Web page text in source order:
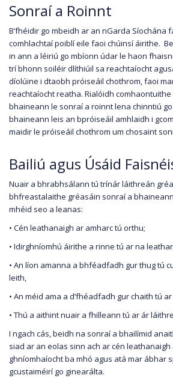
Sonraí a Roinnt
B’fhéidir go mbeidh ar an nGarda Síochána
comhlachtaí poiblí eile faoi chúinsí áirithe.
in ann a léiriú go mbíonn údar le haon
trí bhonn soiléir dlíthiúil sa reachtaíocht
díolúine i dtaobh próiseáil chothrom, faoi
reachtaíocht reatha. Rialóidh
bhaineann le sonraí a roinnt lena chinntiú
bhaineann leis an bpróiseáil amhlaidh i
maidir le próiseáil chothrom um chosaint
Bailiú agus Úsáid
Nuair a bhrabhsálann tú trínár láithreán
bhfreastalaithe gréasáin sonraí a
mhéid seo a leanas:
• Cén leathanaigh ar amharc tú orthu;
• Idirghníomhú áirithe a rinne tú ar na
• An líon amanna a bhféadfadh gur thug tú
leith,
• An méid ama a d’fhéadfadh gur chaith tú
• Thú a aithint nuair a fhilleann tú ar ár
I ngach cás, beidh na sonraí a bhailímid
siad ar an eolas sinn ach ar cén
ghníomhaíocht ba mhó agus atá mar ábhar
gcustaiméirí go ginearálta.